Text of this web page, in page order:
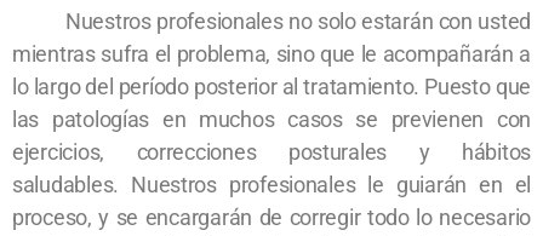
Nuestros profesionales no solo estarán con usted
mientras sufra el problema, sino que le acompañarán a
lo largo del período posterior al tratamiento. Puesto que
las patologías en muchos casos se previenen con
ejercicios, correcciones posturales y hábitos
saludables. Nuestros profesionales le guiarán en el
proceso, y se encargarán de corregir todo lo necesario